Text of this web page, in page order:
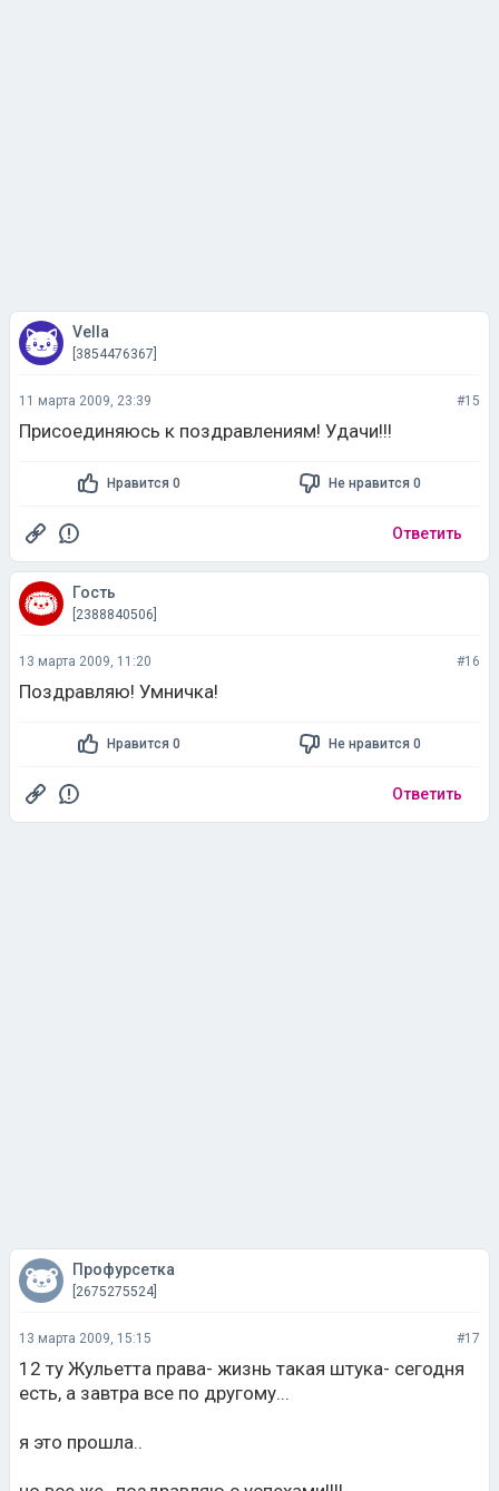
Vella
[3854476367]
11 марта 2009, 23:39 #15
Присоединяюсь к поздравлениям! Удачи!!!
Нравится 0 Не нравится 0
Ответить
Гость
[2388840506]
13 марта 2009, 11:20 #16
Поздравляю! Умничка!
Нравится 0 Не нравится 0
Ответить
Профурсетка
[2675275524]
13 марта 2009, 15:15 #17
12 ту Жульетта права- жизнь такая штука- сегодня
есть, а завтра все по другому...
я это прошла..